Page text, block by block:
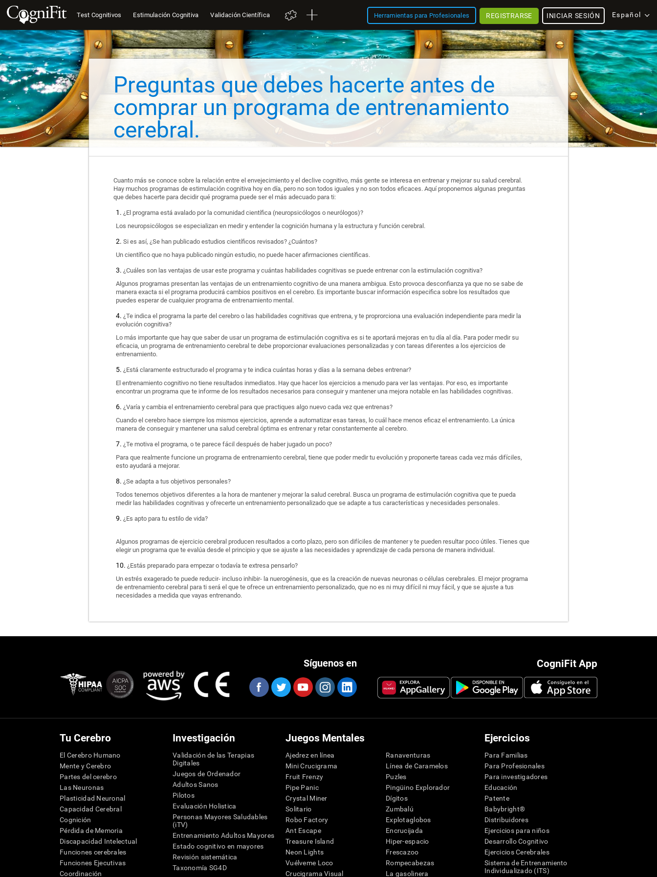
Test Cognitivos Estimulación Cognitiva Validación Científica Herramientas para Profesionales Español
INICIAR SESIÓN
REGISTRARSE
Preguntas que debes hacerte antes de
comprar un programa de entrenamiento
cerebral.
Cuanto más se conoce sobre la relación entre el envejecimiento y el declive cognitivo, más gente se interesa en entrenar y mejorar su salud cerebral.
Hay muchos programas de estimulación cognitiva hoy en día, pero no son todos iguales y no son todos eficaces. Aquí proponemos algunas preguntas
que debes hacerte para decidir qué programa puede ser el más adecuado para ti:
¿El programa está avalado por la comunidad científica (neuropsicólogos o neurólogos)?
Los neuropsicólogos se especializan en medir y entender la cognición humana y la estructura y función cerebral.
Si es así, ¿Se han publicado estudios científicos revisados? ¿Cuántos?
Un científico que no haya publicado ningún estudio, no puede hacer afirmaciones científicas.
¿Cuáles son las ventajas de usar este programa y cuántas habilidades cognitivas se puede entrenar con la estimulación cognitiva?
Algunos programas presentan las ventajas de un entrenamiento cognitivo de una manera ambigua. Esto provoca desconfianza ya que no se sabe de
manera exacta si el programa producirá cambios positivos en el cerebro. Es importante buscar información especifica sobre los resultados que
puedes esperar de cualquier programa de entrenamiento mental.
¿Te indica el programa la parte del cerebro o las habilidades cognitivas que entrena, y te proprorciona una evaluación independiente para medir la
evolución cognitiva?
Lo más importante que hay que saber de usar un programa de estimulación cognitiva es si te aportará mejoras en tu día al día. Para poder medir su
eficacia, un programa de entrenamiento cerebral te debe proporcionar evaluaciones personalizadas y con tareas diferentes a los ejercicios de
entrenamiento.
¿Está claramente estructurado el programa y te indica cuántas horas y días a la semana debes entrenar?
El entrenamiento cognitivo no tiene resultados inmediatos. Hay que hacer los ejercicios a menudo para ver las ventajas. Por eso, es importante
encontrar un programa que te informe de los resultados necesarios para conseguir y mantener una mejora notable en las habilidades cognitivas.
¿Varía y cambia el entrenamiento cerebral para que practiques algo nuevo cada vez que entrenas?
Cuando el cerebro hace siempre los mismos ejercicios, aprende a automatizar esas tareas, lo cuál hace menos eficaz el entrenamiento. La única
manera de conseguir y mantener una salud cerebral óptima es entrenar y retar constantemente al cerebro.
¿Te motiva el programa, o te parece fácil después de haber jugado un poco?
Para que realmente funcione un programa de entrenamiento cerebral, tiene que poder medir tu evolución y proponerte tareas cada vez más difíciles,
esto ayudará a mejorar.
¿Se adapta a tus objetivos personales?
Todos tenemos objetivos diferentes a la hora de mantener y mejorar la salud cerebral. Busca un programa de estimulación cognitiva que te pueda
medir las habilidades cognitivas y ofrecerte un entrenamiento personalizado que se adapte a tus características y necesidades personales.
¿Es apto para tu estilo de vida?
Algunos programas de ejercicio cerebral producen resultados a corto plazo, pero son difíciles de mantener y te pueden resultar poco útiles. Tienes que
elegir un programa que te evalúa desde el principio y que se ajuste a las necesidades y aprendizaje de cada persona de manera individual.
¿Estás preparado para empezar o todavía te extresa pensarlo?
Un estrés exagerado te puede reducir- incluso inhibir- la nuerogénesis, que es la creación de nuevas neuronas o células cerebrales. El mejor programa
de entrenamiento cerebral para ti será el que te ofrece un entrenamiento personalizado, que no es ni muy difícil ni muy fácil, y que se ajuste a tus
necesidades a medida que vayas entrenando.
CogniFit App
Síguenos en
Tu Cerebro
El Cerebro Humano
Mente y Cerebro
Partes del cerebro
Las Neuronas
Plasticidad Neuronal
Capacidad Cerebral
Cognición
Pérdida de Memoria
Discapacidad Intelectual
Funciones cerebrales
Funciones Ejecutivas
Coordinación
Investigación
Validación de las Terapias
Digitales
Juegos de Ordenador
Adultos Sanos
Pilotos
Evaluación Holistica
Personas Mayores Saludables
(iTV)
Entrenamiento Adultos Mayores
Estado cognitivo en mayores
Revisión sistemática
Taxonomía SG4D
Juegos Mentales
Ajedrez en línea
Mini Crucigrama
Fruit Frenzy
Pipe Panic
Crystal Miner
Solitario
Robo Factory
Ant Escape
Treasure Island
Neon Lights
Vuélveme Loco
Crucigrama Visual
Ranaventuras
Línea de Caramelos
Puzles
Pingüino Explorador
Dígitos
Zumbalú
Explotaglobos
Encrucijada
Hiper-espacio
Frescazoo
Rompecabezas
La gasolinera
Ejercicios
Para Familias
Para Profesionales
Para investigadores
Educación
Patente
Babybright®
Distribuidores
Ejercicios para niños
Desarrollo Cognitivo
Ejercicios Cerebrales
Sistema de Entrenamiento
Individualizado (ITS)